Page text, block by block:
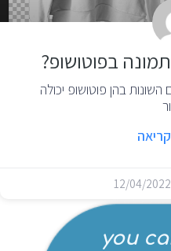
בפוטושופ?
בהן פוטושופ יכולה
you